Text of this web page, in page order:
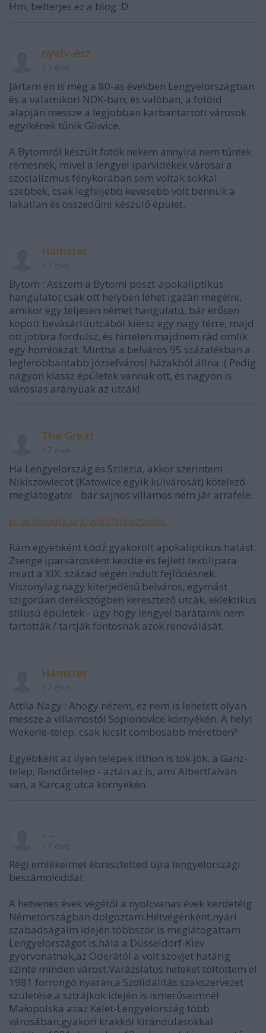
Hm, belterjes ez a blog :D
nyelv-ész
Jártam én is még a 80-as években Lengyelországban
és a valamikori NDK-ban, és valóban, a fotóid
alapján messze a legjobban karbantartott városok
egyikének tűnik Gliwice.
A Bytomról készült fotók nekem annyira nem tűntek
rémesnek, mivel a lengyel iparvidékek városai a
szocializmus fénykorában sem voltak sokkal
szebbek, csak legfeljebb kevesebb volt bennük a
lakatlan és összedűlni készülő épület.
Hamster
Bytom : Asszem a Bytomi poszt-apokaliptikus
hangulatot csak ott helyben lehet igazán megélni,
amikor egy teljesen német hangulatú, bár erősen
kopott bevásárlúutcából kiérsz egy nagy térre, majd
ott jobbra fordulsz, és hirtelen majdnem rád omlik
egy homlokzat. Mintha a belváros 95 százalékban a
leglerobbantabb józsefvárosi házakból állna :( Pedig
nagyon klassz épületek vannak ott, és nagyon is
városias arányúak az utcák!
The Great
Ha Lengyelország és Szilézia, akkor szerintem
Nikiszowiecot (Katowice egyik külvárosát) kötelező
meglátogatni - bár sajnos villamos nem jár arrafele.
pl.wikipedia.org/wiki/Nikiszowiec
Rám egyébként Łódź gyakorolt apokaliptikus hatást.
Zsenge iparvárosként kezdte és fejlett textilipara
miatt a XIX. század végén indult fejlődésnek.
Viszonylag nagy kiterjedésű belváros, egymást
szigorúan derékszögben keresztező utcák, eklektikus
stílusú épületek - úgy hogy lengyel barátaink nem
tartották / tartják fontosnak azok renoválását.
Hamster
Attila Nagy : Ahogy nézem, ez nem is lehetett olyan
messze a villamostól Sopionovice környékén. A helyi
Wekerle-telep, csak kicsit combosabb méretben?
Egyébként az ilyen telepek itthon is tök jók, a Ganz-
telep, Rendőrtelep - aztán az is, ami Albertfalván
van, a Karcag utca környékén.
Régi emlékeimet ébresztetted újra lengyelországi
beszámolóddal.
A hetvenes évek végétől a nyolcvanas évek kezdetéig
Németországban dolgoztam.Hétvégénként,nyári
szabadságaim idején többször is meglátogattam
Lengyelországot is,hála a Düsseldorf-Kiev
gyorvonatnak,az Oderától a volt szovjet határig
szinte minden várost.Varázslatos heteket töltöttem el
1981 forrongó nyarán,a Szolidalitás szakszervezet
születése,a sztrájkok idején is ismerőseimnél
Małopolska azaz Kelet-Lengyelország több
városában,gyakori krakkói kirándulásokkal